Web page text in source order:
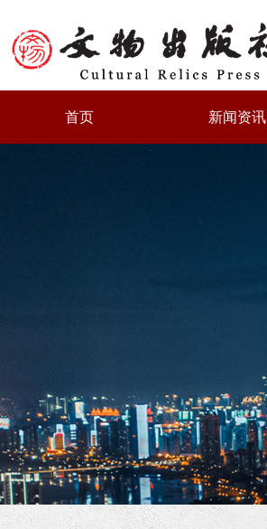
首页 新闻资讯